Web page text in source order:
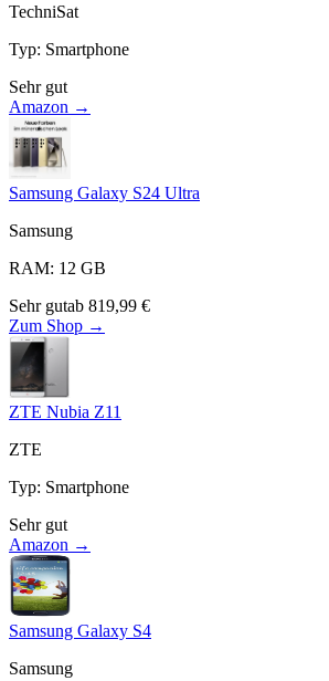
TechniSat
Typ: Smartphone
Sehr gut
Amazon →
Samsung Galaxy S24 Ultra
Samsung
RAM: 12 GB
Sehr gutab 819,99 €
Zum Shop →
ZTE Nubia Z11
ZTE
Typ: Smartphone
Sehr gut
Amazon →
Samsung Galaxy S4
Samsung